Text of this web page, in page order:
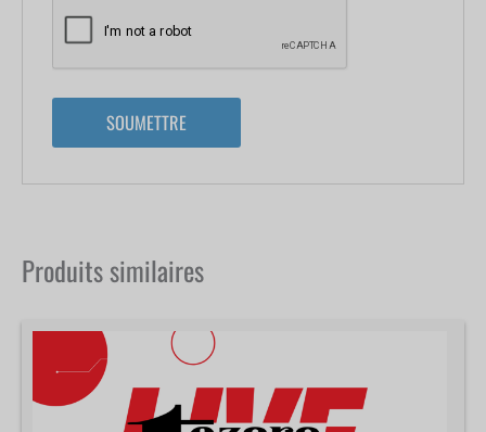
Produits similaires